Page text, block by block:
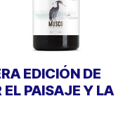
EDICIÓN DE
PAISAJE Y LA